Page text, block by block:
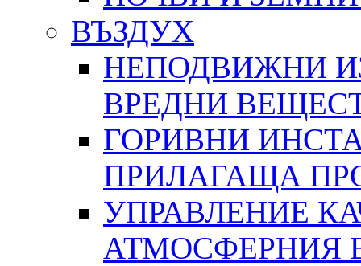
ВЪЗДУХ
НЕПОДВИЖНИ
ВРЕДНИ
ГОРИВНИ
ПРИЛАГАЩА
УПРАВЛЕНИЕ
АТМОСФЕРНИЯ